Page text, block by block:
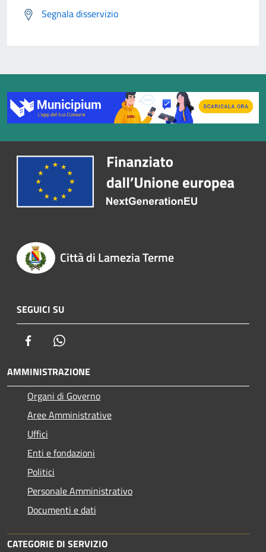
Segnala disservizio
Città di Lamezia Terme
SEGUICI SU
Facebook
AMMINISTRAZIONE
Organi di Governo
Aree Amministrative
Uffici
Enti e fondazioni
Politici
Personale Amministrativo
Documenti e dati
CATEGORIE DI SERVIZIO